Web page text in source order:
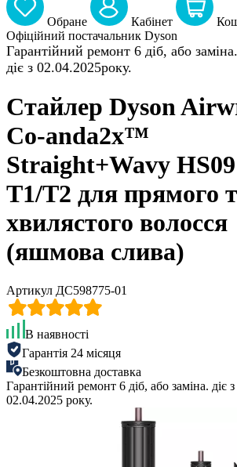
Обране Кабiнет
Офіційний постачальник Dyson
Гарантійний ремонт 6 діб, або заміна.
діє з 02.04.2025року.
Стайлер Dyson
Co-anda2x™
Straight+Wavy HS09
T1/T2 для прямого
хвилястого волосся
(яшмова слива)
Артикул ДС598775-01
В наявності
Гарантія 24 місяця
Безкоштовна доставка
Гарантійний ремонт 6 діб, або заміна. діє з
02.04.2025 року.